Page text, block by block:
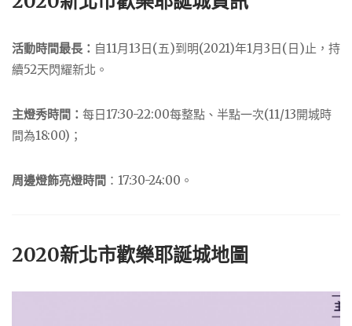
活動時間最長： 自11月13日(五)到明(2021)年1月3日(日)止，持
續52天閃耀新北。
主燈秀時間： 每日17:30-22:00每整點、半點一次(11/13開城時
間為18:00)；
周邊燈飾亮燈時間 ：17:30-24:00。
2020新北市歡樂耶誕城地圖